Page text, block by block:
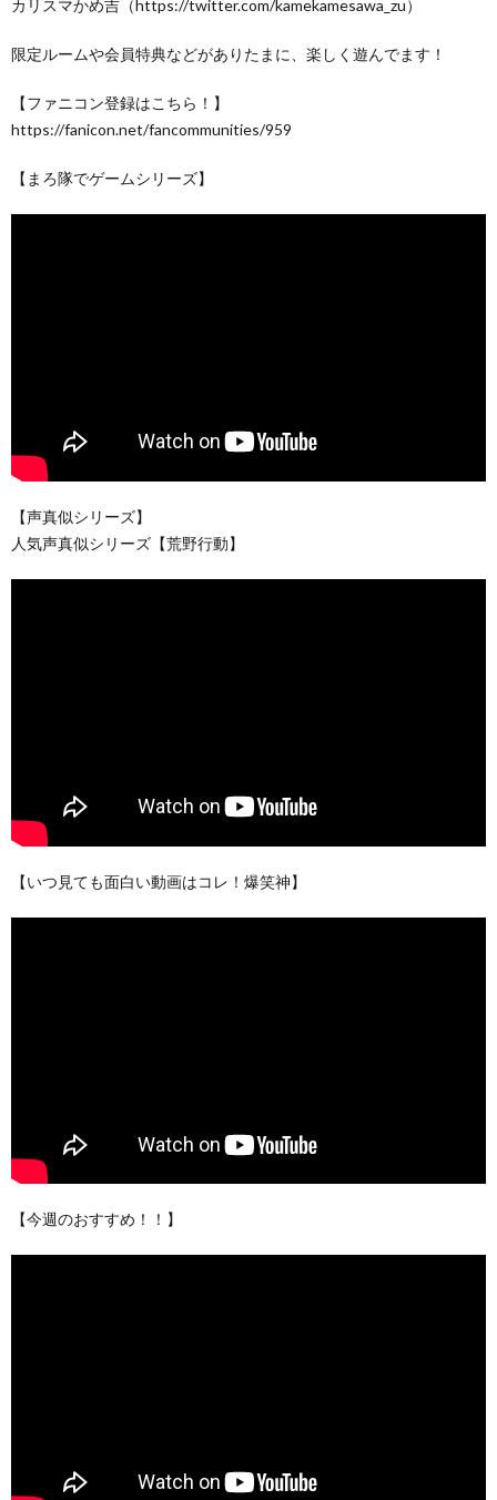
カリスマかめ吉（https://twitter.com/kamekamesawa_zu）
限定ルームや会員特典などがありたまに、楽しく遊んでます！
【ファニコン登録はこちら！】
https://fanicon.net/fancommunities/959
【まろ隊でゲームシリーズ】
【声真似シリーズ】
人気声真似シリーズ【荒野行動】
【いつ見ても面白い動画はコレ！爆笑神】
【今週のおすすめ！！】